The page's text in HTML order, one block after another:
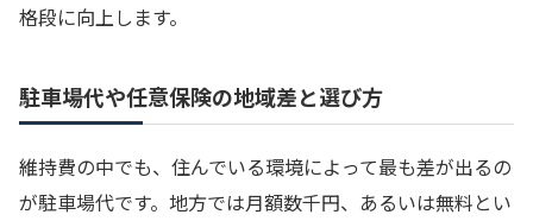
格段に向上します。
駐車場代や任意保険の地域差と選び方
維持費の中でも、住んでいる環境によって最も差が出るの
が駐車場代です。地方では月額数千円、あるいは無料とい